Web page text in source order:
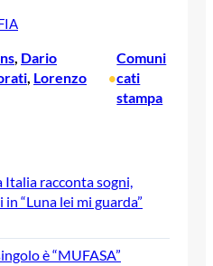
, Dario
, Lorenzo
•
Comuni
cati
stampa
Italia racconta sogni,
“Luna lei mi guarda”
è “MUFASA”